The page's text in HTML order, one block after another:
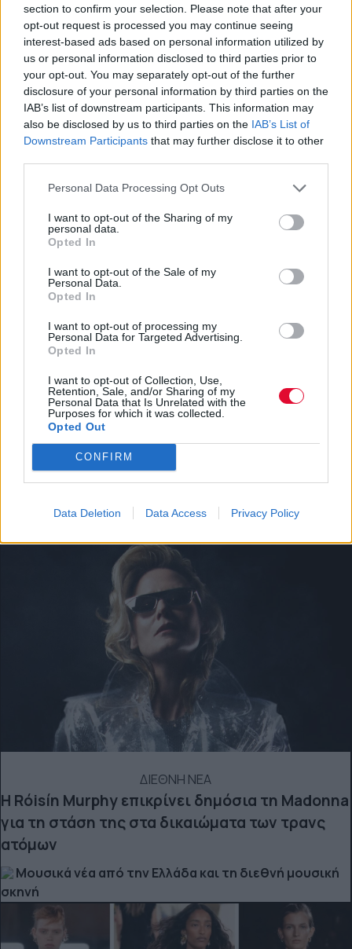
section to confirm your selection. Please note that after your
opt-out request is processed you may continue seeing
interest-based ads based on personal information utilized by
us or personal information disclosed to third parties prior to
your opt-out. You may separately opt-out of the further
disclosure of your personal information by third parties on the
IAB’s list of downstream participants. This information may
also be disclosed by us to third parties on the IAB’s List of
Downstream Participants that may further disclose it to other
Personal Data Processing Opt Outs
I want to opt-out of the Sharing of my
personal data.
Opted In
I want to opt-out of the Sale of my
Personal Data.
Opted In
I want to opt-out of processing my
Personal Data for Targeted Advertising.
Opted In
I want to opt-out of Collection, Use,
Retention, Sale, and/or Sharing of my
Personal Data that Is Unrelated with the
Purposes for which it was collected.
Opted Out
CONFIRM
Data Deletion Data Access Privacy Policy
ΔΙΕΘΝΗ ΝΕΑ
Οι Green Day απέκτησαν το δικό τους 24ωρο
κανάλι στο YouTube με σπάνιο αρχειακό υλικό
Μουσικά νέα από την Ελλάδα και τη διεθνή μουσική
σκηνή
Τα βασικά κομμάτια της capsule καλοκαιρινής
γκαρνταρόμπας
Fashion: όλα για τη μόδα από το allyou.gr
ΔΙΕΘΝΗ ΝΕΑ
Η Róisín Murphy επικρίνει δημόσια τη Madonna
για τη στάση της στα δικαιώματα των τρανς
ατόμων
Μουσικά νέα από την Ελλάδα και τη διεθνή μουσική
σκηνή